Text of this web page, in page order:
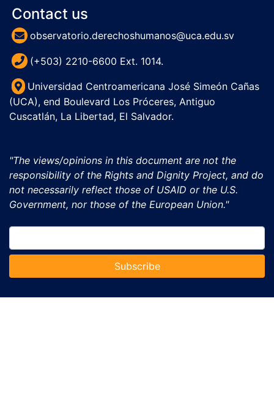
Contact us
observatorio.derechoshumanos@uca.edu.sv
(+503) 2210-6600 Ext. 1014.
Universidad Centroamericana José Simeón Cañas
(UCA), end Boulevard Los Próceres, Antiguo
Cuscatlán, La Libertad, El Salvador.
"The views/opinions in this document are not the
responsibility of the Rights and Dignity Project, and do
not necessarily reflect those of USAID or the U.S.
Government, nor those of the European Union."
Subscribe